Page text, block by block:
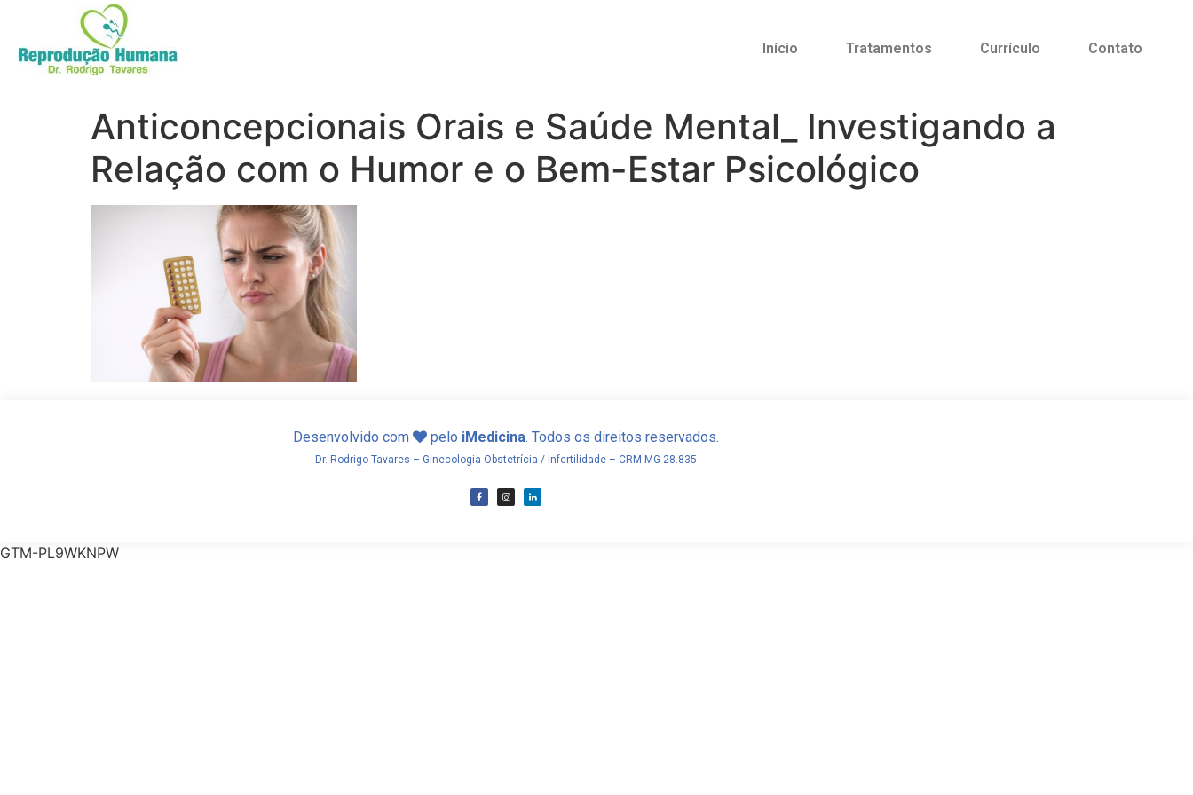
Início Tratamentos Currículo Contato
Anticoncepcionais Orais e Saúde Mental_ Investigando a
Relação com o Humor e o Bem-Estar Psicológico
Desenvolvido com pelo iMedicina. Todos os direitos reservados.
Dr. Rodrigo Tavares – Ginecologia-Obstetrícia / Infertilidade – CRM-MG 28.835
GTM-PL9WKNPW